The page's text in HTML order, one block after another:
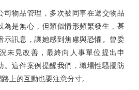
司物品管理，多次被同事在遞交物品
為是無心，但類似情形頻繁發生，甚
示訊息，讓她感到焦慮與恐懼。曾委
未見改善，最終向人事單位提出申
。這件案例提醒我們，職場性騷擾防
上的互動也要注意分寸。